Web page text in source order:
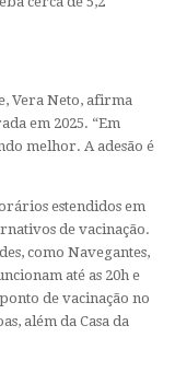
Vera Neto, afirma
em 2025. “Em
melhor. A adesão é
estendidos em
de vacinação.
como Navegantes,
até as 20h e
de vacinação no
além da Casa da